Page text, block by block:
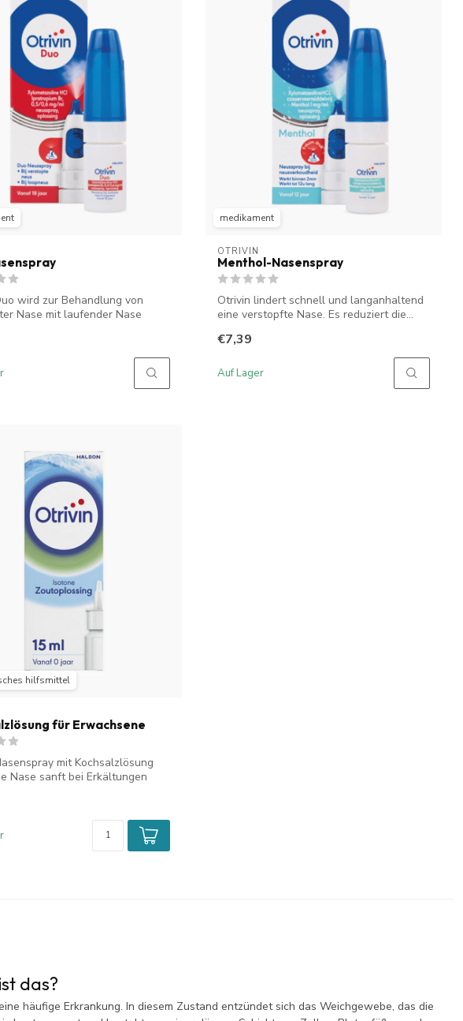
wird zur Behandlung von
Nase mit laufender Nase
medikament
OTRIVIN
Menthol-Nasenspray
Otrivin lindert schnell und langanhaltend
eine verstopfte Nase. Es reduziert die...
€7,39
Auf Lager
hilfsmittel
für Erwachsene
mit Kochsalzlösung
Nase sanft bei Erkältungen
das?
häufige Erkrankung. In diesem Zustand entzündet sich das Weichgewebe, das die